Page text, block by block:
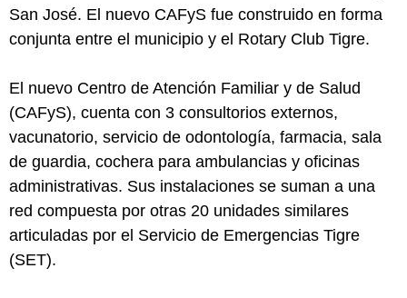
San José. El nuevo CAFyS fue construido en forma
conjunta entre el municipio y el Rotary Club Tigre.
El nuevo Centro de Atención Familiar y de Salud
(CAFyS), cuenta con 3 consultorios externos,
vacunatorio, servicio de odontología, farmacia, sala
de guardia, cochera para ambulancias y oficinas
administrativas. Sus instalaciones se suman a una
red compuesta por otras 20 unidades similares
articuladas por el Servicio de Emergencias Tigre
(SET).